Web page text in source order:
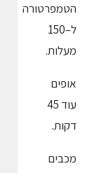
הטמפרטורה
ל–150
מעלות.
אופים
עוד 45
דקות.
מכבים